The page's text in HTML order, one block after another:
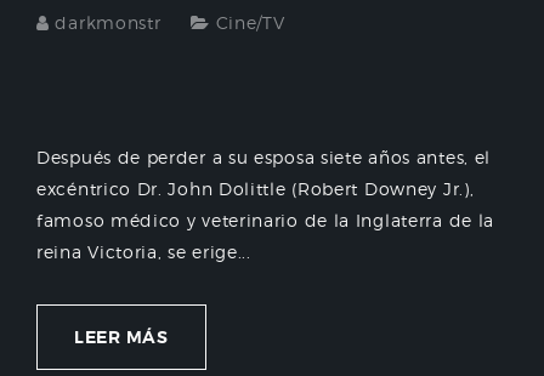
darkmonstr Cine/TV
Después de perder a su esposa siete años antes, el
excéntrico Dr. John Dolittle (Robert Downey Jr.),
famoso médico y veterinario de la Inglaterra de la
reina Victoria, se erige...
LEER MÁS